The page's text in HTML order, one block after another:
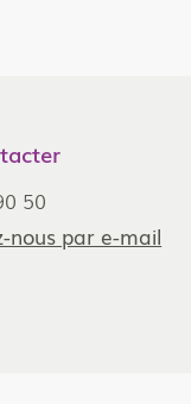
50
nous par e-mail